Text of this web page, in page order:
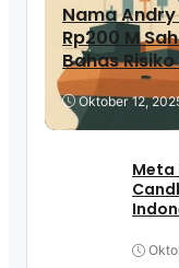
Nama
Rp200 M
Bahas
Oktober 12,
Meta